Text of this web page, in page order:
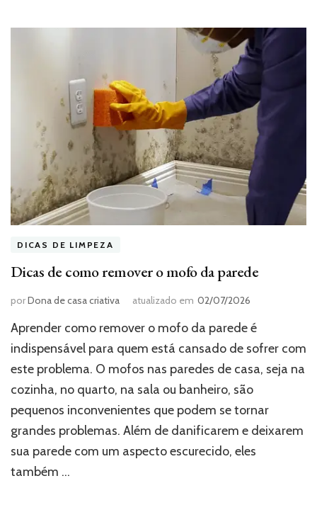
DICAS DE LIMPEZA
Dicas de como remover o mofo da parede
porDona de casa criativa atualizado em 02/07/2026
Aprender como remover o mofo da parede é
indispensável para quem está cansado de sofrer com
este problema. O mofos nas paredes de casa, seja na
cozinha, no quarto, na sala ou banheiro, são
pequenos inconvenientes que podem se tornar
grandes problemas. Além de danificarem e deixarem
sua parede com um aspecto escurecido, eles
também …